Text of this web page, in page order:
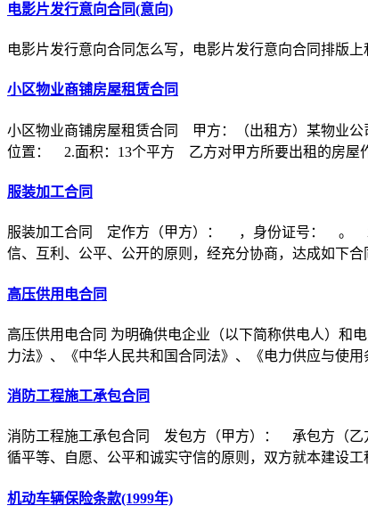
电影片发行意向合同(意向)
电影片发行意向合同怎么写，电影片发行意向合同排版
小区物业商铺房屋租赁合同
小区物业商铺房屋租赁合同 甲方：（出租方）某物业
位置： 2.面积：13个平方 乙方对甲方所要出租的房屋
服装加工合同
服装加工合同 定作方（甲方）： ，身份证号： 。
信、互利、公平、公开的原则，经充分协商，达成如下
高压供用电合同
高压供用电合同 为明确供电企业（以下简称供电人）和
力法》、《中华人民共和国合同法》、《电力供应与使
消防工程施工承包合同
消防工程施工承包合同 发包方（甲方）： 承包方（乙
循平等、自愿、公平和诚实守信的原则，双方就本建设
机动车辆保险条款(1999年)